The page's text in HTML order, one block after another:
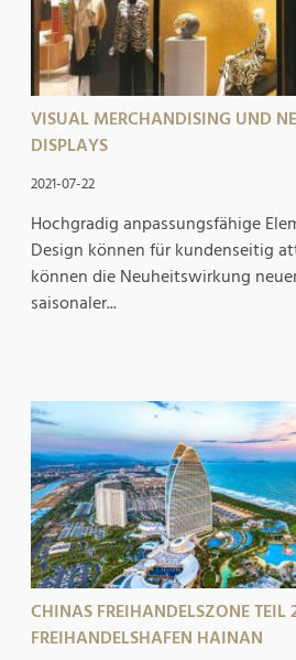
VISUAL MERCHANDISING UND
DISPLAYS
2021-07-22
Hochgradig anpassungsfähige
Design können für kundenseitig
können die Neuheitswirkung
saisonaler...
CHINAS FREIHANDELSZONE TEIL
FREIHANDELSHAFEN HAINAN